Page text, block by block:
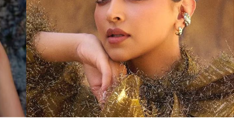
सत्ता, टी20 वर्ल्ड कप 2026 तक होंगे अब भारत के तीनों फॉर्मेट
को है. इस दिन लोग अपने घरों की सफाई करते हैं और दीप
यह पर्व मुख्य दिवाली केत्यौहार (Festival)से एक दिन पहले